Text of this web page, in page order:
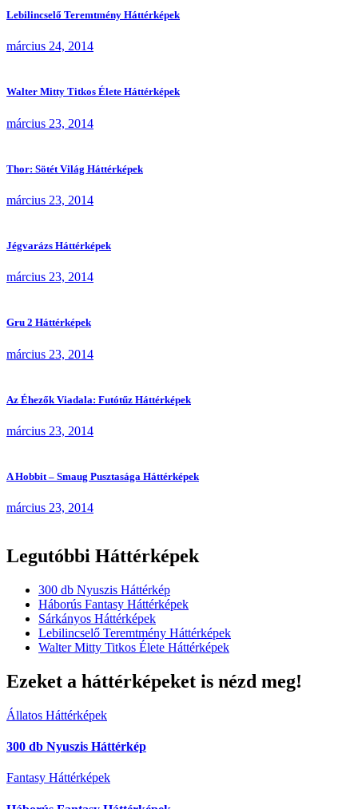
Lebilincselő Teremtmény Háttérképek
március 24, 2014
Walter Mitty Titkos Élete Háttérképek
március 23, 2014
Thor: Sötét Világ Háttérképek
március 23, 2014
Jégvarázs Háttérképek
március 23, 2014
Gru 2 Háttérképek
március 23, 2014
Az Éhezők Viadala: Futótűz Háttérképek
március 23, 2014
A Hobbit – Smaug Pusztasága Háttérképek
március 23, 2014
Legutóbbi Háttérképek
300 db Nyuszis Háttérkép
Háborús Fantasy Háttérképek
Sárkányos Háttérképek
Lebilincselő Teremtmény Háttérképek
Walter Mitty Titkos Élete Háttérképek
Ezeket a háttérképeket is nézd meg!
Állatos Háttérképek
300 db Nyuszis Háttérkép
Fantasy Háttérképek